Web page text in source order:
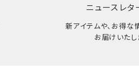
ニュースレタ
新アイテムや、お得な
お届けいたし